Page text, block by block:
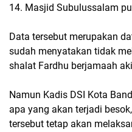
14. Masjid Subulussalam
Data tersebut merupakan
sudah menyatakan tidak
shalat Fardhu berjamaah
Namun Kadis DSI Kota
apa yang akan terjadi
tersebut tetap akan